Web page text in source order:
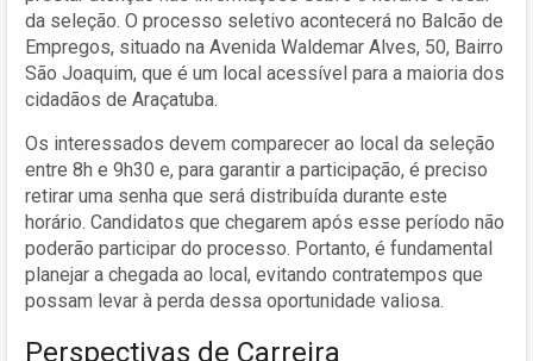
da seleção. O processo seletivo acontecerá no Balcão de
Empregos, situado na Avenida Waldemar Alves, 50, Bairro
São Joaquim, que é um local acessível para a maioria dos
cidadãos de Araçatuba.
Os interessados devem comparecer ao local da seleção
entre 8h e 9h30 e, para garantir a participação, é preciso
retirar uma senha que será distribuída durante este
horário. Candidatos que chegarem após esse período não
poderão participar do processo. Portanto, é fundamental
planejar a chegada ao local, evitando contratempos que
possam levar à perda dessa oportunidade valiosa.
Perspectivas de Carreira